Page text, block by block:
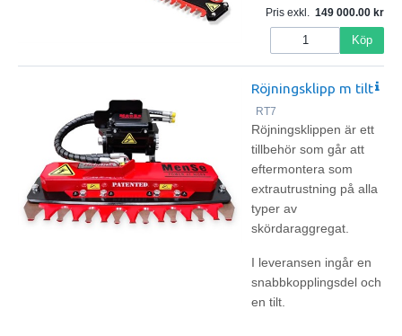
Pris exkl. 149 000.00
Köp
Röjningsklipp m tilt
RT7
Röjningsklippen är ett
tillbehör som går att
eftermontera som
extrautrustning på alla
typer av
skördaraggregat.
I leveransen ingår en
snabbkopplingsdel och
en tilt.